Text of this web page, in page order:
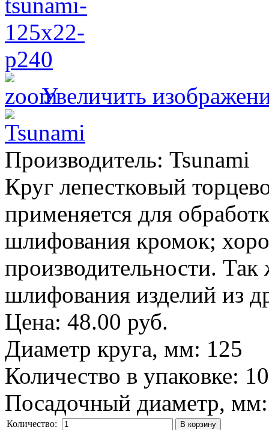
Увеличить
Производитель: Tsunami
Круг лепестковый
применяется для
шлифования кромок;
производительности.
шлифования изделий из
Цена: 48.00 руб.
Диаметр круга, мм: 125
Количество в упаковке:
Посадочный диаметр, мм
Количество: